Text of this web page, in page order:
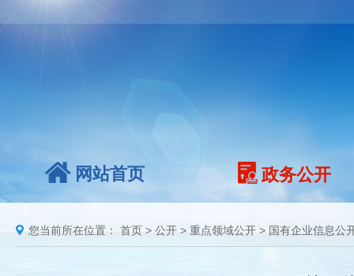
网站首页 政务公开
您当前所在位置： 首页 > 公开 > 重点领域公开 > 国有企业信息公